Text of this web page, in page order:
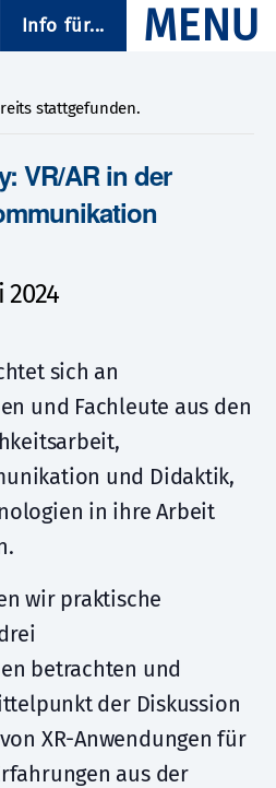
Info für...
stattgefunden.
VR/AR in der
2024
sich an
und Fachleute aus den
und Didaktik,
in ihre Arbeit
wir praktische
betrachten und
der Diskussion
XR-Anwendungen für
aus der